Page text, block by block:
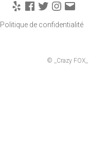
Yelp FacebookTwitterInstagram
E-
mail
Politique de confidentialité
© _Crazy